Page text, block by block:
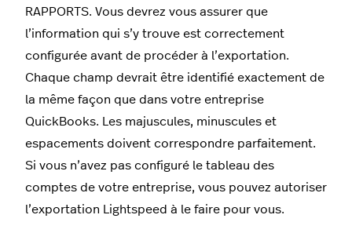
RAPPORTS. Vous devrez vous assurer que
l’information qui s’y trouve est correctement
configurée avant de procéder à l’exportation.
Chaque champ devrait être identifié exactement de
la même façon que dans votre entreprise
QuickBooks. Les majuscules, minuscules et
espacements doivent correspondre parfaitement.
Si vous n’avez pas configuré le tableau des
comptes de votre entreprise, vous pouvez autoriser
l’exportation Lightspeed à le faire pour vous.